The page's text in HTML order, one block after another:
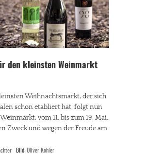
den kleinsten Weinmarkt
Weihnachtsmarkt, der sich
schon etabliert hat, folgt nun
vom 11. bis zum 19. Mai.
Zweck und wegen der Freude am
Bild: Oliver Köhler